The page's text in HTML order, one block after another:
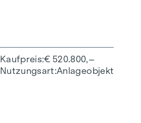
Kaufpreis € 520.800,–
Nutzungsart Anlageobjekt